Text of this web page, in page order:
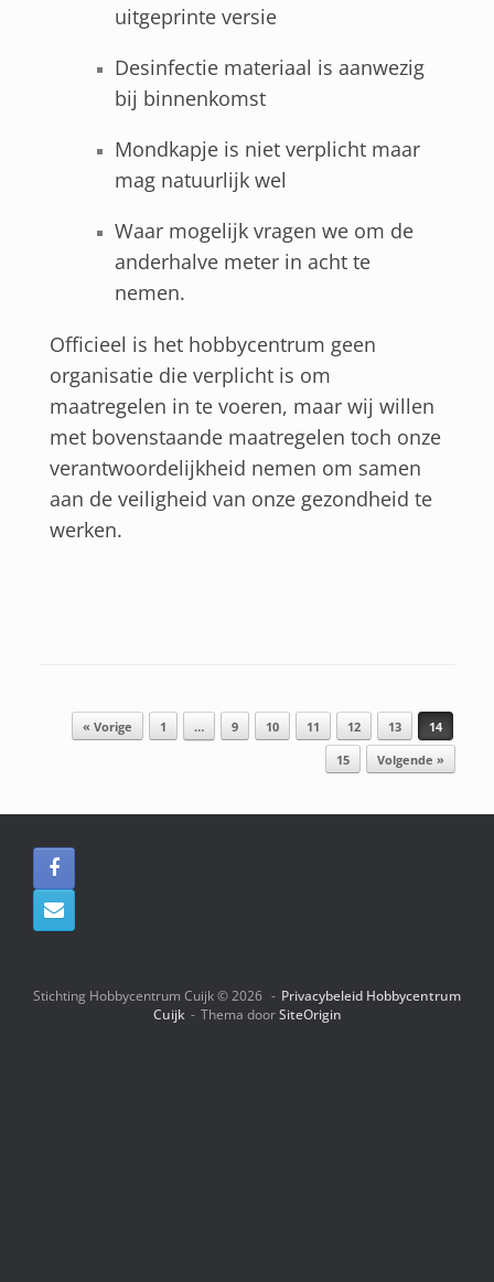
uitgeprinte versie
Desinfectie materiaal is aanwezig
bij binnenkomst
Mondkapje is niet verplicht maar
mag natuurlijk wel
Waar mogelijk vragen we om de
anderhalve meter in acht te
nemen.
Officieel is het hobbycentrum geen
organisatie die verplicht is om
maatregelen in te voeren, maar wij willen
met bovenstaande maatregelen toch onze
verantwoordelijkheid nemen om samen
aan de veiligheid van onze gezondheid te
werken.
Bericht navigatie
« Vorige 1 … 9 10 11 12 13
14
15
Volgende »
Stichting Hobbycentrum Cuijk © 2026
Privacybeleid Hobbycentrum
Cuijk
Thema door SiteOrigin